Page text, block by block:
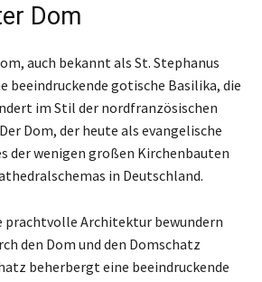
Dom
auch bekannt als St. Stephanus
beeindruckende gotische Basilika, die
im Stil der nordfranzösischen
Dom, der heute als evangelische
der wenigen großen Kirchenbauten
in Deutschland.
prachtvolle Architektur bewundern
den Dom und den Domschatz
beherbergt eine beeindruckende